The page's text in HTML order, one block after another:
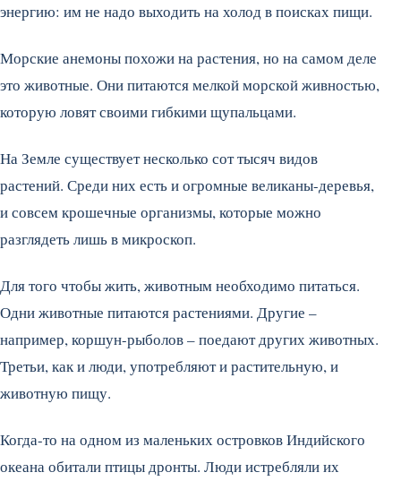
энергию: им не надо выходить на холод в поисках пищи.
Морские анемоны похожи на растения, но на самом деле
это животные. Они питаются мелкой морской живностью,
которую ловят своими гибкими щупальцами.
На Земле существует несколько сот тысяч видов
растений. Среди них есть и огромные великаны-деревья,
и совсем крошечные организмы, которые можно
разглядеть лишь в микроскоп.
Для того чтобы жить, животным необходимо питаться.
Одни животные питаются растениями. Другие –
например, коршун-рыболов – поедают других животных.
Третьи, как и люди, употребляют и растительную, и
животную пищу.
Когда-то на одном из маленьких островков Индийского
океана обитали птицы дронты. Люди истребляли их